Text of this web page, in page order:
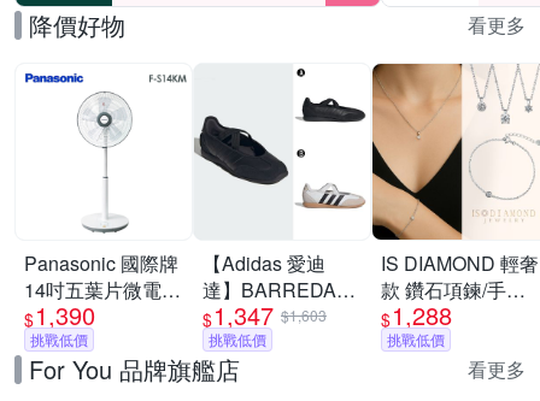
降價好物 看更多
Panasonic 國際牌
14吋五葉片微電腦
DC直流電風扇F-
S14KM [限時優惠]
$1,390
挑戰低價
【Adidas 愛迪
達】BARREDA
MARY JANE 休閒
鞋 運動鞋 女 A-
HP3519 B-
$1,347 $1,603
挑戰低價
IS DIAMOND 輕奢
款 鑽石項鍊/手鍊
任選(培育鑽石)
$1,288
挑戰低價
For You 品牌旗艦店 看更多